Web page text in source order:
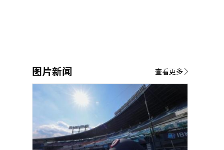
图片新闻 查看更多